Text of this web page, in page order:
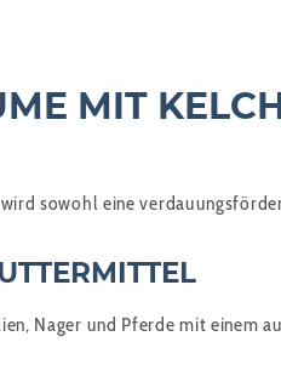
MIT
sowohl eine
Nager und Pferde mit